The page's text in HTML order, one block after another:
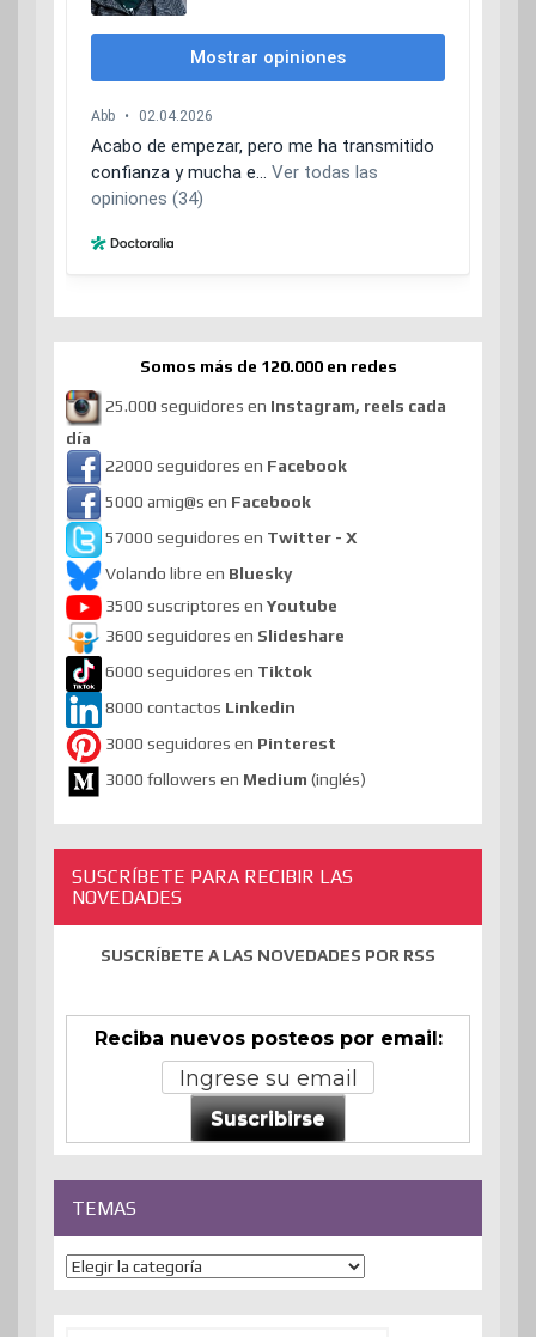
Somos más de 120.000 en redes
25.000 seguidores en Instagram, reels cada
día
22000 seguidores en Facebook
5000 amig@s en Facebook
57000 seguidores en Twitter - X
Volando libre en Bluesky
3500 suscriptores en Youtube
3600 seguidores en Slideshare
6000 seguidores en Tiktok
8000 contactos Linkedin
3000 seguidores en Pinterest
3000 followers en Medium (inglés)
SUSCRÍBETE PARA RECIBIR LAS
NOVEDADES
SUSCRÍBETE A LAS NOVEDADES POR RSS
Reciba nuevos posteos por email:
Suscribirse
TEMAS
Temas